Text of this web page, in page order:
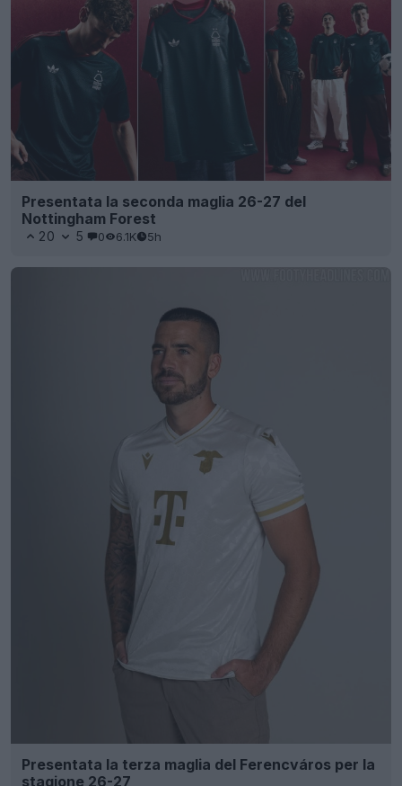
Presentata la seconda maglia 26-27 del
Nottingham Forest
20 5 0 6.1K 5h
Presentata la terza maglia del Ferencváros per la
stagione 26-27